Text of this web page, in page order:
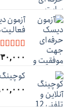
آزمون
نمره
کوچینگ